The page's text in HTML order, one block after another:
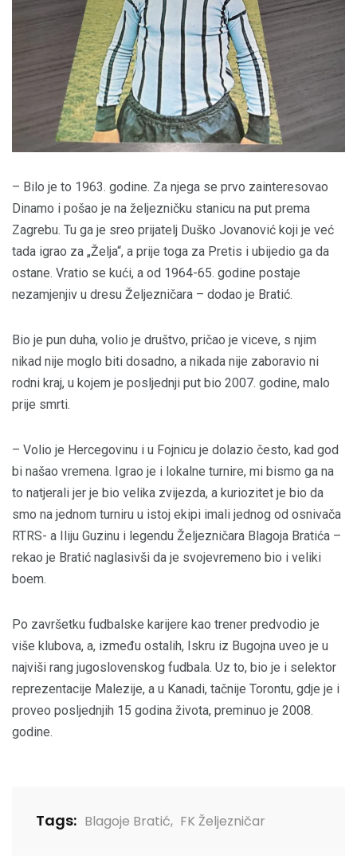
– Bilo je to 1963. godine. Za njega se prvo zainteresovao
Dinamo i pošao je na željezničku stanicu na put prema
Zagrebu. Tu ga je sreo prijatelj Duško Jovanović koji je već
tada igrao za „Želja“, a prije toga za Pretis i ubijedio ga da
ostane. Vratio se kući, a od 1964-65. godine postaje
nezamjenjiv u dresu Željezničara – dodao je Bratić.
Bio je pun duha, volio je društvo, pričao je viceve, s njim
nikad nije moglo biti dosadno, a nikada nije zaboravio ni
rodni kraj, u kojem je posljednji put bio 2007. godine, malo
prije smrti.
– Volio je Hercegovinu i u Fojnicu je dolazio često, kad god
bi našao vremena. Igrao je i lokalne turnire, mi bismo ga na
to natjerali jer je bio velika zvijezda, a kuriozitet je bio da
smo na jednom turniru u istoj ekipi imali jednog od osnivača
RTRS- a Iliju Guzinu i legendu Željezničara Blagoja Bratića –
rekao je Bratić naglasivši da je svojevremeno bio i veliki
boem.
Po završetku fudbalske karijere kao trener predvodio je
više klubova, a, između ostalih, Iskru iz Bugojna uveo je u
najviši rang jugoslovenskog fudbala. Uz to, bio je i selektor
reprezentacije Malezije, a u Kanadi, tačnije Torontu, gdje je i
proveo posljednjih 15 godina života, preminuo je 2008.
godine.
Tags: Blagoje Bratić, FK Željezničar